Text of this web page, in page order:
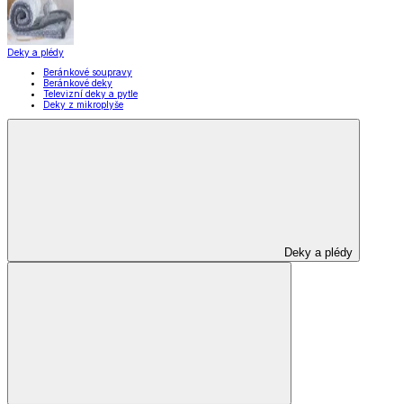
Deky a plédy
Beránkové soupravy
Beránkové deky
Televizní deky a pytle
Deky z mikroplyše
Deky a plédy